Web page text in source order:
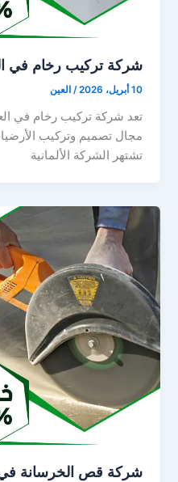
شركة تركيب رخام في
10 أبريل، 2026 / العين
تعد شركة تركيب رخام في
مجال تصميم وتركيب
تشتهر الشركة الألمانية
شركة قص الخرسانة في